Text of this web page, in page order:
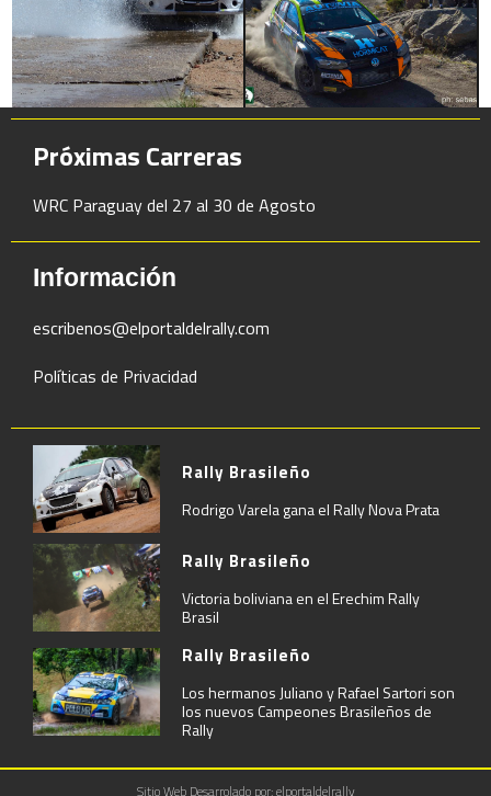
Rally Brasileño
Rodrigo Varela gana el Rally Nova Prata
Rally Brasileño
Victoria boliviana en el Erechim Rally
Brasil
Rally Brasileño
Los hermanos Juliano y Rafael Sartori son
los nuevos Campeones Brasileños de
Rally
Próximas Carreras
WRC Paraguay del 27 al 30 de Agosto
Información
escribenos@elportaldelrally.com
Políticas de Privacidad
Sitio Web Desarrolado por: elportaldelrally